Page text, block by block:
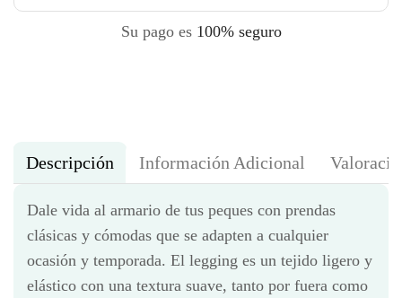
Su pago es 100% seguro
Descripción Información Adicional
Dale vida al armario de tus peques con prendas
clásicas y cómodas que se adapten a cualquier
ocasión y temporada. El legging es un tejido ligero y
elástico con una textura suave, tanto por fuera como